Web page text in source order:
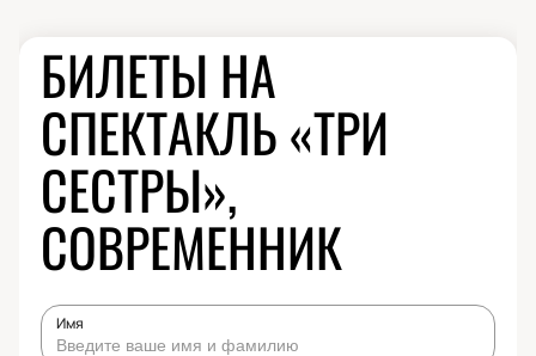
БИЛЕТЫ НА
СПЕКТАКЛЬ «ТРИ
СЕСТРЫ»,
СОВРЕМЕННИК
Имя